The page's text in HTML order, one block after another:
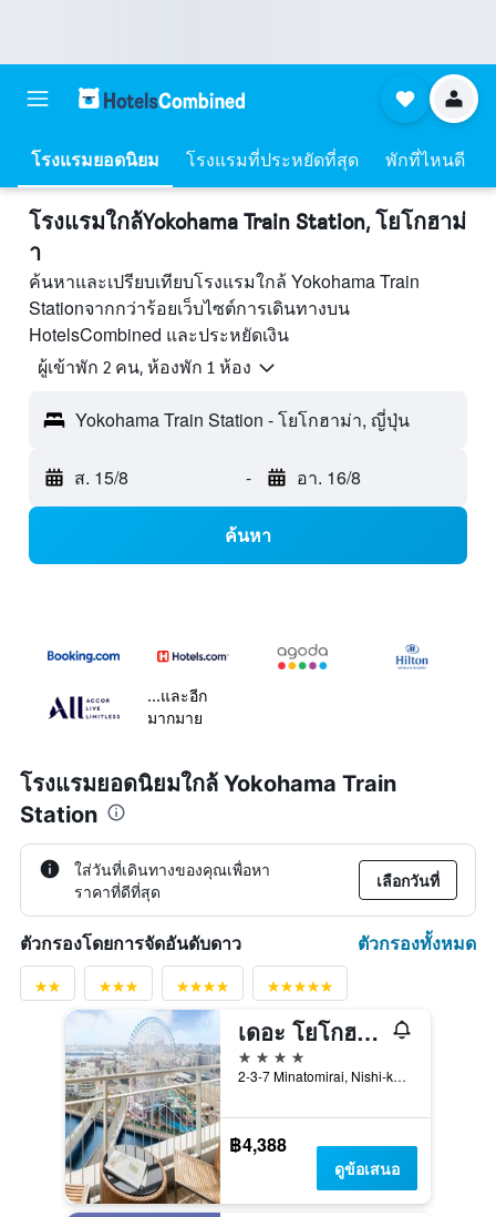
โรงแรมยอดนิยม โรงแรมที่ประหยัดที่สุด พักที่ไหนดี
โรงแรมใกล้Yokohama Train Station, โยโกฮาม่
า
ค้นหาและเปรียบเทียบโรงแรมใกล้ Yokohama Train
Stationจากกว่าร้อยเว็บไซต์การเดินทางบน
HotelsCombined และประหยัดเงิน
ผู้เข้าพัก 2 คน, ห้องพัก 1 ห้อง
Yokohama Train Station - โยโกฮาม่า, ญี่ปุ่น
ส. 15/8 - อา. 16/8
ค้นหา
...และอีก
มากมาย
โรงแรมยอดนิยมใกล้ Yokohama Train
Station
ใส่วันที่เดินทางของคุณเพื่อหา
ราคาที่ดีที่สุด
เลือกวันที่
ตัวกรองโดยการจัดอันดับดาว ตัวกรองทั้งหมด
เดอะ โยโกฮาม่า เบย์ โฮเทล โตคิว
4 ดาว
2-3-7 Minatomirai, Nishi-ku, โยโกฮาม่า, ญี่ปุ่น
฿4,388
ดูข้อเสนอ